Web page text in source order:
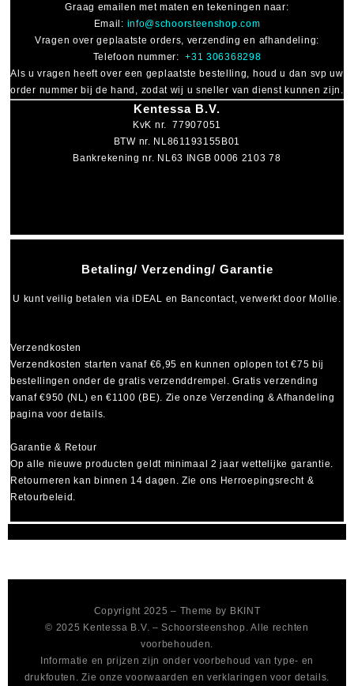
Betaling/ Verzending/ Garantie
U kunt veilig betalen viaiDEAL en Bancontact, verwerkt door Mollie.
Verzendkosten
Verzendkosten starten vanaf €6,95 en kunnen oplopen tot€75 bij
bestellingen onder de gratis verzenddrempel. Gratis verzending
vanaf €950 (NL) en €1100 (BE). Zie onze Verzending & Afhandeling
pagina voor details.
Garantie & Retour
Op alle nieuwe producten geldt minimaal2 jaar wettelijke garantie
Retourneren kan binnen 14 dagen. Zie ons Herroepingsrecht &
Retourbeleid.
Graag emailen met maten en tekeningen naar:
Email: info@schoorsteenshop.com
Vragen over geplaatste orders, verzending en afhandeling:
Telefoon nummer:+31 306368298
Als u vragen heeft over een geplaatste bestelling, houd u dan svp uw
order nummer bij de hand, zodat wij u sneller van dienst kunnen zijn.
Kentessa B.V.
KvK nr. 77907051
BTW nr. NL861193155B01
Bankrekening nr. NL63 INGB 0006 2103 78
Copyright 2025 – Theme by BKINT
© 2025 Kentessa B.V. – Schoorsteenshop. Alle rechten
voorbehouden.
Informatie en prijzen zijn onder voorbehoud van type- en
drukfouten. Zie onze voorwaarden en verklaringen voor details.